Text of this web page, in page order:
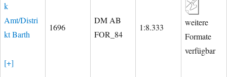
k
Amt/Distri
kt Barth
[+]
1696
DM AB
FOR_84
1:8.333
weitere
Formate
verfügbar